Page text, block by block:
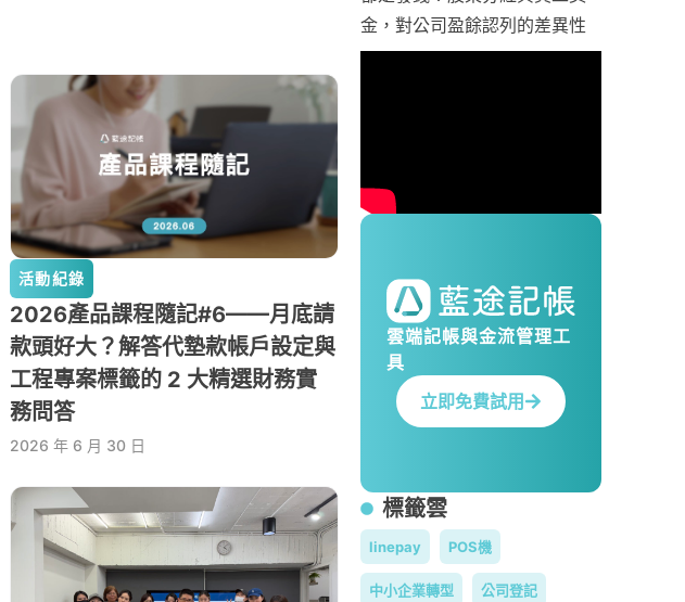
活動紀錄
2026產品課程隨記#6——月底請
款頭好大？解答代墊款帳戶設定與
工程專案標籤的 2 大精選財務實
務問答
2026 年 6 月 30 日
金，對公司盈餘認列的差異性
雲端記帳與金流管理工
具
立即免費試用
標籤雲
linepay POS機
中小企業轉型 公司登記